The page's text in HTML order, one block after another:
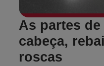
As partes
cabeça,
roscas